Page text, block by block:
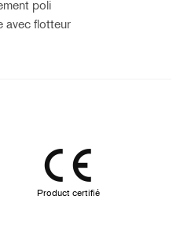
poli
avec flotteur
Product certifié